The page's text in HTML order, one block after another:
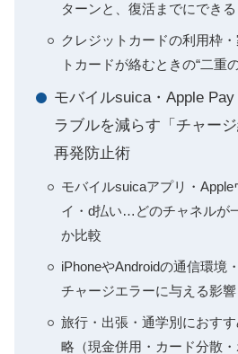
ターンと、復活までにでき
クレジットカードの利用枠
トカードが絡むときの“二重
モバイルsuica・Apple
ラブルを減らす「チャー
再発防止術
モバイルsuicaアプリ・
イ・d払い…どのチャネルが
か比較
iPhoneやAndroidの通信環境
チャージエラーに与える影響
旅行・出張・通学別におす
略（現金併用・カード分散・